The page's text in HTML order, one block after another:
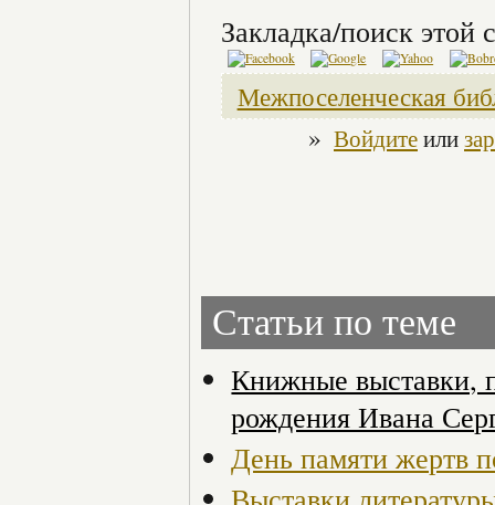
Закладка/поиск этой
Межпоселенческая
» Войдитеили
Статьи по теме
Книжные выставки,
рождения Ивана
День памяти жертв